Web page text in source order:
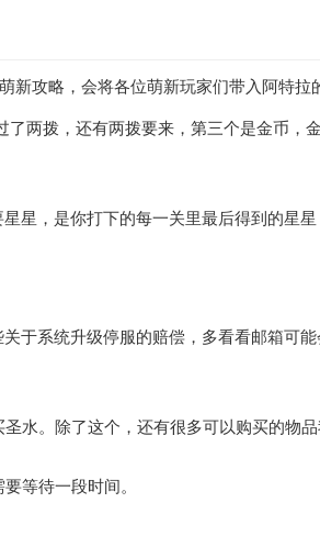
新攻略，会将各位萌新玩家们带入阿特拉
两拨，还有两拨要来，第三个是金币，
星，是你打下的每一关里最后得到的星星
于系统升级停服的赔偿，多看看邮箱可能
水。除了这个，还有很多可以购买的物品
等待一段时间。